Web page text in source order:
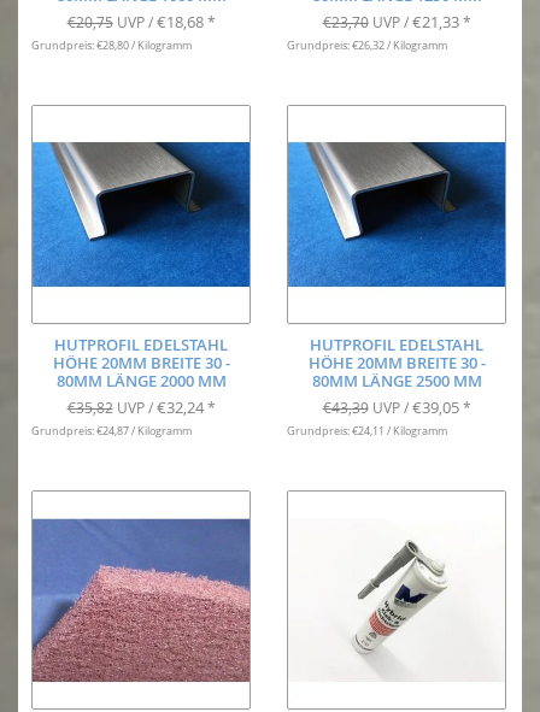
€20,75 UVP /€18,68 *
Grundpreis: €28,80 / Kilogramm
€23,70 UVP /€21,33 *
Grundpreis: €26,32 / Kilogramm
HUTPROFIL EDELSTAHL
HÖHE 20MM BREITE 30 -
80MM LÄNGE 2000 MM
€35,82 UVP /€32,24 *
Grundpreis: €24,87 / Kilogramm
HUTPROFIL EDELSTAHL
HÖHE 20MM BREITE 30 -
80MM LÄNGE 2500 MM
€43,39 UVP /€39,05 *
Grundpreis: €24,11 / Kilogramm